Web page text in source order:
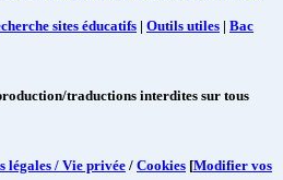
sites éducatifs | Outils utiles | Bac
traductions interdites sur tous
légales / Vie privée / Cookies [Modifier vos